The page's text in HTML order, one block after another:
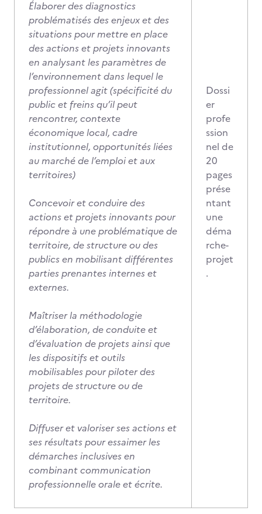
Élaborer des diagnostics
problématisés des enjeux et des
situations pour mettre en place
des actions et projets innovants
en analysant les paramètres de
l’environnement dans lequel le
professionnel agit (spécificité du
public et freins qu’il peut
rencontrer, contexte
économique local, cadre
institutionnel, opportunités liées
au marché de l’emploi et aux
territoires)
Concevoir et conduire des
actions et projets innovants pour
répondre à une problématique de
territoire, de structure ou des
publics en mobilisant différentes
parties prenantes internes et
externes.
Maîtriser la méthodologie
d’élaboration, de conduite et
d’évaluation de projets ainsi que
les dispositifs et outils
mobilisables pour piloter des
projets de structure ou de
territoire.
Diffuser et valoriser ses actions et
ses résultats pour essaimer les
démarches inclusives en
combinant communication
professionnelle orale et écrite.
Dossi
er
profe
ssion
nel de
20
pages
prése
ntant
une
déma
rche-
projet
.